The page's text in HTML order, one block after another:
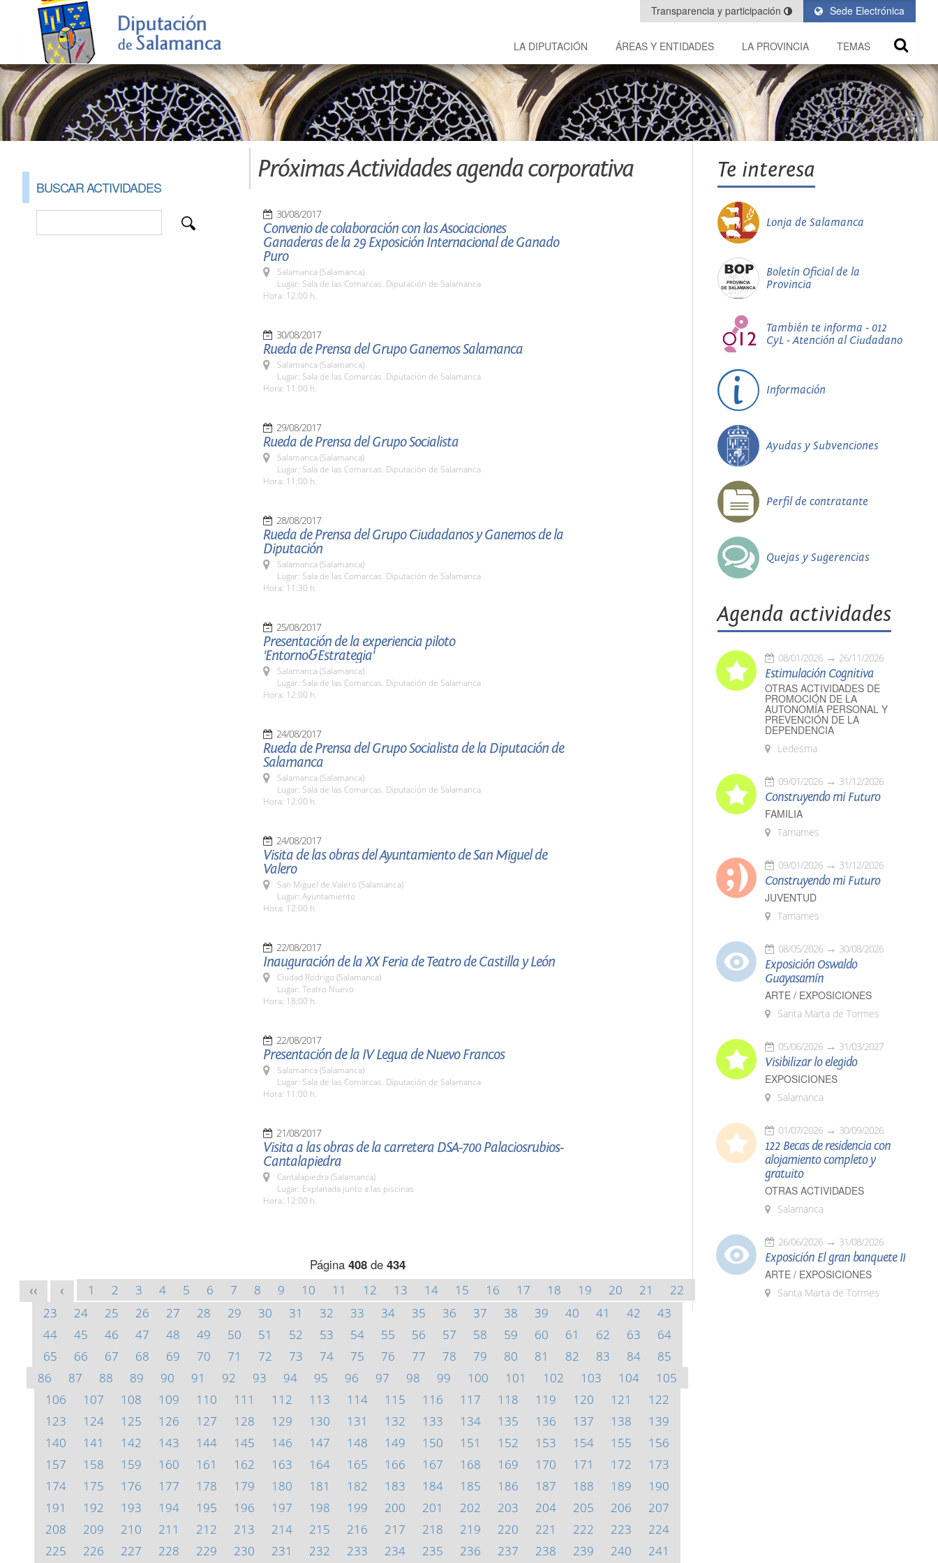
Sede Electrónica
Transparencia y participación
LA DIPUTACIÓN ÁREAS Y ENTIDADES LA PROVINCIA TEMAS
BUSCAR ACTIVIDADES
Próximas Actividades agenda corporativa
30/08/2017
Convenio de colaboración con las Asociaciones
Ganaderas de la 29 Exposición Internacional de Ganado
Puro
Salamanca (Salamanca)
Lugar: Sala de las Comarcas. Diputación de Salamanca
Hora: 12:00 h.
30/08/2017
Rueda de Prensa del Grupo Ganemos Salamanca
Salamanca (Salamanca)
Lugar: Sala de las Comarcas. Diputación de Salamanca
Hora: 11:00 h.
29/08/2017
Rueda de Prensa del Grupo Socialista
Salamanca (Salamanca)
Lugar: Sala de las Comarcas. Diputación de Salamanca
Hora: 11:00 h.
28/08/2017
Rueda de Prensa del Grupo Ciudadanos y Ganemos de la
Diputación
Salamanca (Salamanca)
Lugar: Sala de las Comarcas. Diputación de Salamanca
Hora: 11:30 h.
25/08/2017
Presentación de la experiencia piloto
'Entorno&Estrategia'
Salamanca (Salamanca)
Lugar: Sala de las Comarcas. Diputación de Salamanca
Hora: 12:00 h.
24/08/2017
Rueda de Prensa del Grupo Socialista de la Diputación de
Salamanca
Salamanca (Salamanca)
Lugar: Sala de las Comarcas. Diputación de Salamanca
Hora: 12:00 h.
24/08/2017
Visita de las obras del Ayuntamiento de San Miguel de
Valero
San Miguel de Valero (Salamanca)
Lugar: Ayuntamiento
Hora: 12:00 h.
22/08/2017
Inauguración de la XX Feria de Teatro de Castilla y León
Ciudad Rodrigo (Salamanca)
Lugar: Teatro Nuevo
Hora: 18:00 h.
22/08/2017
Presentación de la IV Legua de Nuevo Francos
Salamanca (Salamanca)
Lugar: Sala de las Comarcas. Diputación de Salamanca
Hora: 11:00 h.
21/08/2017
Visita a las obras de la carretera DSA-700 Palaciosrubios-
Cantalapiedra
Cantalapiedra (Salamanca)
Lugar: Explanada junto a las piscinas
Hora: 12:00 h.
Página 408de 434
<< < 1 2 3 4 5 6 7 8 9 10 11 12 13 14 15 16 17 18 19 20 21
22
23
24 25 26 27 28 29 30 31 32 33 34 35 36 37 38 39 40 41 42
43
44
45 46 47 48 49 50 51 52 53 54 55 56 57 58 59 60 61 62 63
64
65
66 67 68 69 70 71 72 73 74 75 76 77 78 79 80 81 82 83 84
85
86
87 88 89 90 91 92 93 94 95 96 97 98 99 100 101 102 103 104
105
106
107 108 109 110 111 112 113 114 115 116 117 118 119 120 121
122
123
124 125 126 127 128 129 130 131 132 133 134 135 136 137 138
139
140
141 142 143 144 145 146 147 148 149 150 151 152 153 154 155
156
157
158 159 160 161 162 163 164 165 166 167 168 169 170 171 172
173
174
175 176 177 178 179 180 181 182 183 184 185 186 187 188 189
190
191
192 193 194 195 196 197 198 199 200 201 202 203 204 205 206
207
208
209 210 211 212 213 214 215 216 217 218 219 220 221 222 223
224
225
226 227 228 229 230 231 232 233 234 235 236 237 238 239 240 241
Te interesa
Lonja de Salamanca
Boletín Oficial de la
Provincia
También te informa - 012
CyL - Atención al Ciudadano
Información
Ayudas y Subvenciones
Perfil de contratante
Quejas y Sugerencias
Agenda actividades
08/01/2026 26/11/2026
Estimulación Cognitiva
OTRAS ACTIVIDADES DE
PROMOCIÓN DE LA
AUTONOMÍA PERSONAL Y
PREVENCIÓN DE LA
DEPENDENCIA
Ledesma
09/01/2026 31/12/2026
Construyendo mi Futuro
FAMILIA
Tamames
09/01/2026 31/12/2026
Construyendo mi Futuro
JUVENTUD
Tamames
08/05/2026 30/08/2026
Exposición Oswaldo
Guayasamín
ARTE / EXPOSICIONES
Santa Marta de Tormes
05/06/2026 31/03/2027
Visibilizar lo elegido
EXPOSICIONES
Salamanca
01/07/2026 30/09/2026
122 Becas de residencia con
alojamiento completo y
gratuito
OTRAS ACTIVIDADES
Salamanca
26/06/2026 31/08/2026
Exposición El gran banquete II
ARTE / EXPOSICIONES
Santa Marta de Tormes